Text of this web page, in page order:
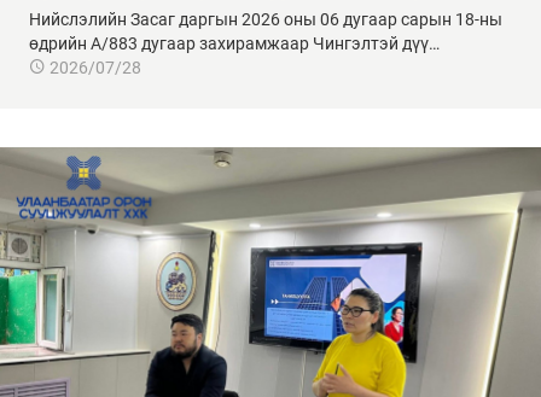
Нийслэлийн Засаг даргын 2026 оны 06 дугаар сарын 18-ны
өдрийн А/883 дугаар захирамжаар Чингэлтэй дүү…
2026/07/28